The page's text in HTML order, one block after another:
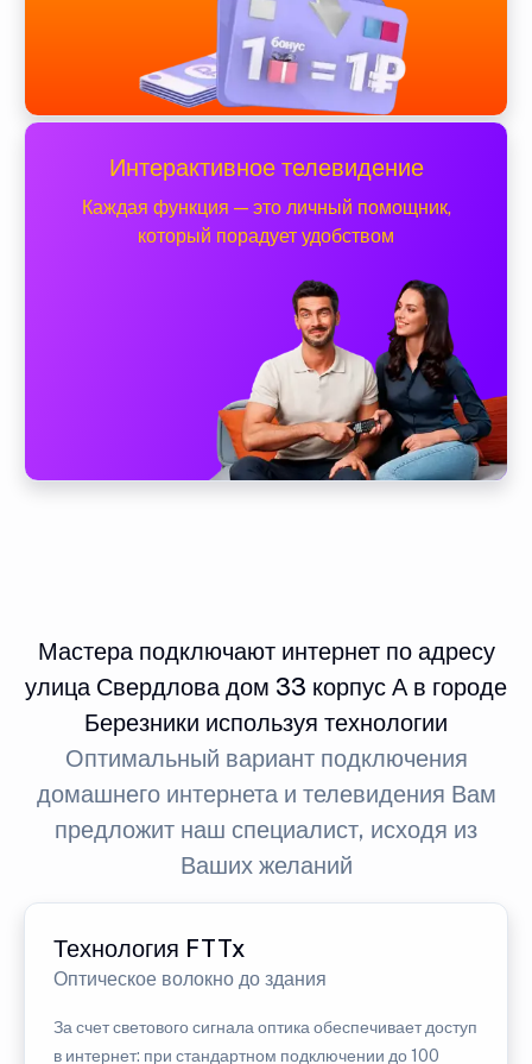
Интерактивное телевидение
Каждая функция — это личный помощник,
который порадует удобством
Мастера подключают интернет по адресу
улица Свердлова дом 33 корпус А в городе
Березники используя технологии
Оптимальный вариант подключения
домашнего интернета и телевидения Вам
предложит наш специалист, исходя из
Ваших желаний
Технология FTTx
Оптическое волокно до здания
За счет светового сигнала оптика обеспечивает доступ
в интернет: при стандартном подключении до 100